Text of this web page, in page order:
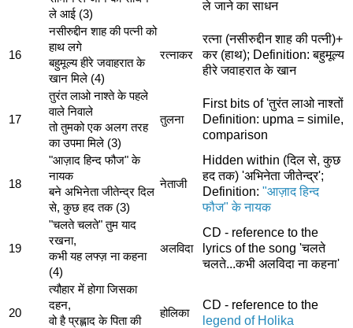
ले आई (3)
ले जाने का साधन
16
नसीरुद्दीन शाह की पत्नी को
हाथ लगे
बहुमूल्य हीरे जवाहरात के
खान मिले (4)
रत्नाकर
रत्ना (नसीरुद्दीन शाह की पत्नी)+
कर (हाथ); Definition: बहुमूल्य
हीरे जवाहरात के खान
17
तुरंत लाओ नाश्ते के पहले
वाले निवाले
तो तुमको एक अलग तरह
का उपमा मिले (3)
तुलना
First bits of 'तुरंत लाओ नाश्तों
Definition: upma = simile,
comparison
18
"आज़ाद हिन्द फौज" के
नायक
बने अभिनेता जीतेन्द्र दिल
से, कुछ हद तक (3)
नेताजी
Hidden within (दिल से, कुछ
हद तक) 'अभिनेता जीतेन्द्र';
Definition: "आज़ाद हिन्द
फौज" के नायक
19
"चलते चलते" तुम याद
रखना,
कभी यह लफ्ज़ ना कहना
(4)
अलविदा
CD - reference to the
lyrics of the song 'चलते
चलते...कभी अलविदा ना कहना'
20
त्यौहार में होगा जिसका
दहन,
वो है प्रह्लाद के पिता की
होलिका
CD - reference to the
legend of Holika